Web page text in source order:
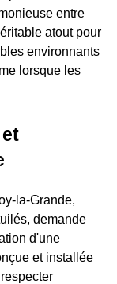
entre
atout pour
environnants
lorsque les
la-Grande,
demande
d'une
et installée